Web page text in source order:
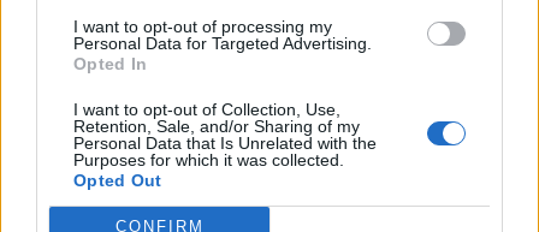
I want to opt-out of processing my
Personal Data for Targeted Advertising.
Opted In
I want to opt-out of Collection, Use,
Retention, Sale, and/or Sharing of my
Personal Data that Is Unrelated with the
Purposes for which it was collected.
Opted Out
CONFIRM
καταλήξουν σε σημείο του ποταμού όπου τα
πολλά τρεχούμενα νερά έχουν δημιουργήσει
ένα τείχος από καταρράκτες (καταρράκτες του
Αγιαννάκη) διακοσμημένο με βρύα.
Στη συνέχεια, επισκέφτηκαν τον εντυπωσιακό
καταρράκτη Χαρατσαρίου, όπου το νερό έπεφτε